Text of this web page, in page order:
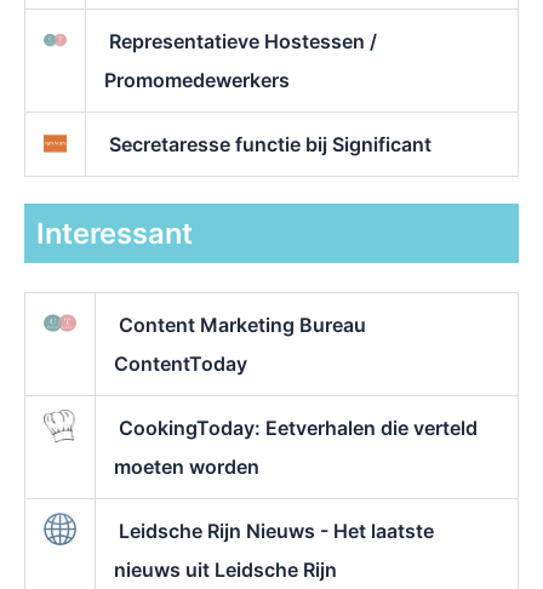
Representatieve Hostessen /
Promomedewerkers
Secretaresse functie bij Significant
Interessant
Content Marketing Bureau
ContentToday
CookingToday: Eetverhalen die verteld
moeten worden
Leidsche Rijn Nieuws - Het laatste
nieuws uit Leidsche Rijn